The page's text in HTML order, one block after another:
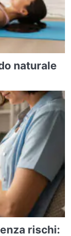
naturale
rischi: